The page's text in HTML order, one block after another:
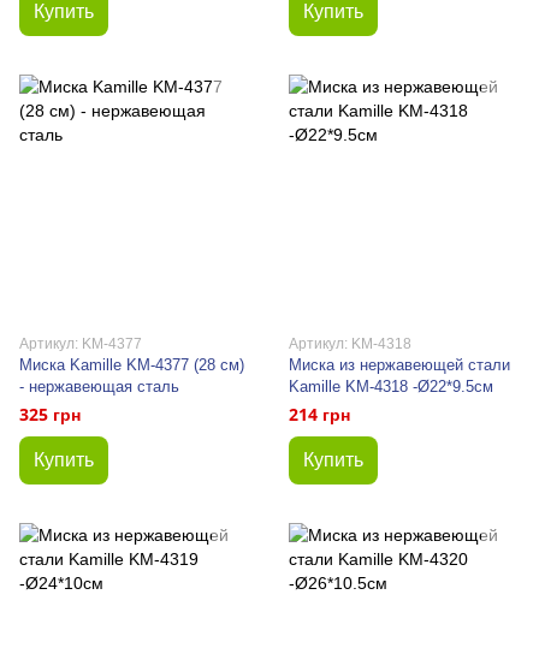
Купить Купить
Артикул: KM-4377
Миска Kamille KM-4377 (28 см)
- нержавеющая сталь
325 грн
Купить
Артикул: KM-4318
Миска из нержавеющей стали
Kamille KM-4318 -Ø22*9.5см
214 грн
Купить